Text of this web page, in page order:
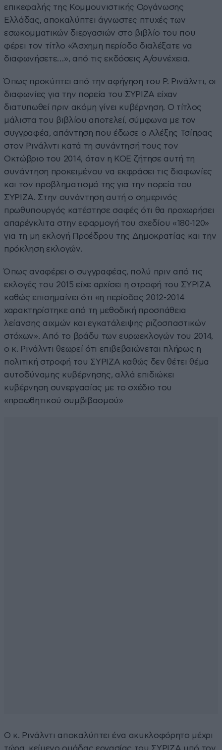
επικεφαλής της Κομμουνιστικής Οργάνωσης
Ελλάδας, αποκαλύπτει άγνωστες πτυχές των
εσωκομματικών διεργασιών στο βιβλίο του που
φέρει τον τίτλο «Άσχημη περίοδο διαλέξατε να
διαφωνήσετε…», από τις εκδόσεις Α/συνέχεια.
Όπως προκύπτει από την αφήγηση του Ρ. Ρινάλντι, οι
διαφωνίες για την πορεία του ΣΥΡΙΖΑ είχαν
διατυπωθεί πριν ακόμη γίνει κυβέρνηση. Ο τίτλος
μάλιστα του βιβλίου αποτελεί, σύμφωνα με τον
συγγραφέα, απάντηση που έδωσε ο Αλέξης Τσίπρας
στον Ρινάλντι κατά τη συνάντησή τους τον
Οκτώβριο του 2014, όταν η ΚΟΕ ζήτησε αυτή τη
συνάντηση προκειμένου να εκφράσει τις διαφωνίες
και τον προβληματισμό της για την πορεία του
ΣΥΡΙΖΑ. Στην συνάντηση αυτή ο σημερινός
πρωθυπουργός κατέστησε σαφές ότι θα προχωρήσει
απαρέγκλιτα στην εφαρμογή του σχεδίου «180-120»
για τη μη εκλογή Προέδρου της Δημοκρατίας και την
πρόκληση εκλογών.
Όπως αναφέρει ο συγγραφέας, πολύ πριν από τις
εκλογές του 2015 είχε αρχίσει η στροφή του ΣΥΡΙΖΑ
καθώς επισημαίνει ότι «η περίοδος 2012-2014
χαρακτηρίστηκε από τη μεθοδική προσπάθεια
λείανσης αιχμών και εγκατάλειψης ριζοσπαστικών
στόχων». Από το βράδυ των ευρωεκλογών του 2014,
ο κ. Ρινάλντι θεωρεί ότι επιβεβαιώνεται πλήρως η
πολιτική στροφή του ΣΥΡΙΖΑ καθώς δεν θέτει θέμα
αυτοδύναμης κυβέρνησης, αλλά επιδιώκει
κυβέρνηση συνεργασίας με το σχέδιο του
«προωθητικού συμβιβασμού»
Ο κ. Ρινάλντι αποκαλύπτει ένα ακυκλοφόρητο μέχρι
τώρα, κείμενο ομάδας εργασίας του ΣΥΡΙΖΑ υπό τον